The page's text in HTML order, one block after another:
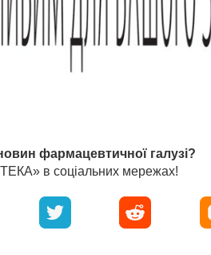
фармацевтичної галузі?
в соціальних мережах!